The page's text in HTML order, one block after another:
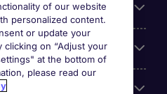
of our website
personalized content.
or update your
clicking on “Adjust your
at the bottom of
please read our